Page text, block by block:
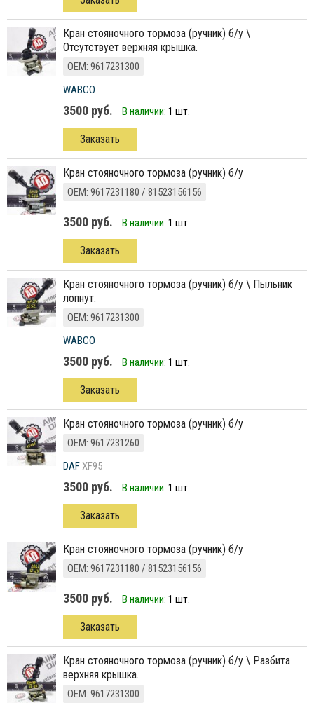
кран стояночного тормоза (ручник) б/у \
Отсутствует верхняя крышка.
ОЕМ: 9617231300
WABCO
3500 руб. В наличии: 1 шт.
Заказать
кран стояночного тормоза (ручник) б/у
ОЕМ: 9617231180 / 81523156156
3500 руб. В наличии: 1 шт.
Заказать
кран стояночного тормоза (ручник) б/у \ Пыльник
лопнут.
ОЕМ: 9617231300
WABCO
3500 руб. В наличии: 1 шт.
Заказать
кран стояночного тормоза (ручник) б/у
ОЕМ: 9617231260
DAFXF95
3500 руб. В наличии: 1 шт.
Заказать
кран стояночного тормоза (ручник) б/у
ОЕМ: 9617231180 / 81523156156
3500 руб. В наличии: 1 шт.
Заказать
кран стояночного тормоза (ручник) б/у \ Разбита
верхняя крышка.
ОЕМ: 9617231300